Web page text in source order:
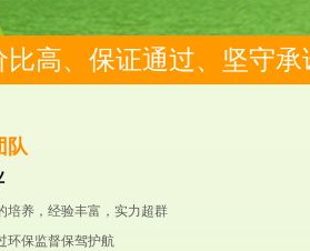
高、保证通过、坚守承
队
培养，经验丰富，实力超群
环保监督保驾护航